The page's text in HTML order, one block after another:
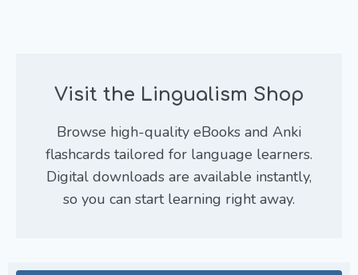
Visit the Lingualism Shop
Browse high-quality eBooks and Anki
flashcards tailored for language learners.
Digital downloads are available instantly,
so you can start learning right away.